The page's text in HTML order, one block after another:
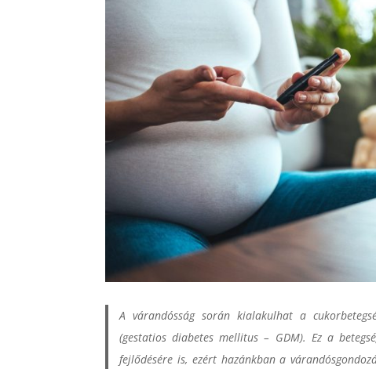
A várandósság során kialakulhat a
(gestatios diabetes mellitus – GDM). Ez a
fejlődésére is, ezért hazánkban a